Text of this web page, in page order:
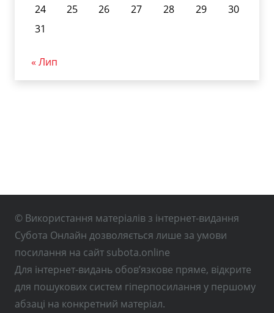
24
25 26 27 28 29
30
31
« Лип
© Використання матеріалів з інтернет-видання
Субота Онлайн дозволяється лише за умови
посилання на сайт subota.online
Для інтернет-видань обов’язкове пряме, відкрите
для пошукових систем гіперпосилання у першому
абзаці на конкретний матеріал.